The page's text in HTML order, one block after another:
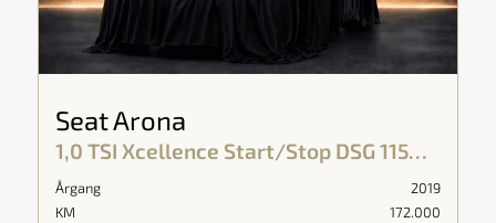
Seat Arona
1,0 TSI Xcellence Start/Stop DSG 115HK 5d 7g Aut.
2019
Årgang
172.000
KM